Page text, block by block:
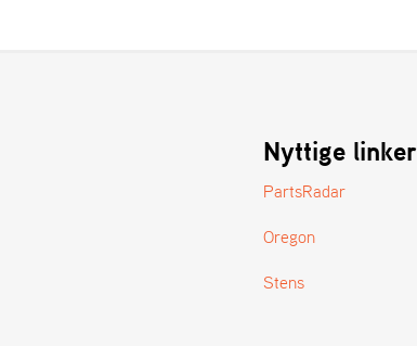
Nyttige linker
PartsRadar
Oregon
Stens